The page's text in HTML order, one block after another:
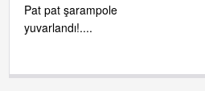
Pat pat şarampole
yuvarlandı!....